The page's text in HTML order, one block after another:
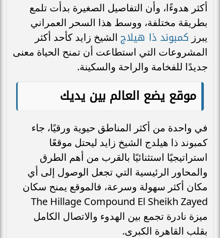
أكثر هدوءًا، وأن التفاصيل الصغيرة بدأت تلمع
بطريقة مختلفة، ووسط هذا السحر العمراني
يبرز كمبوند ذا هيلاج الشيخ زايد كأحد أكثر
المشروعات التي استطاعت أن تمنح الحياة معنى
جديدًا للفخامة والراحة والسكينة.
موقع يضع العالم بين يديك
في واحدة من أكثر المناطق حيوية ورقيًا، جاء
كمبوند ذا هيلدج الشيخ زايد ليحتل موقعًا
استراتيجيًا استثنائيًا بالقرب من أهم الطرق
والمحاور الرئيسية التي تجعل الوصول إلى أي
مكان أكثر سهولة وسرعة، فالموقع يمنح سكان
The Hillage Compound El Sheikh Zayed
ميزة نادرة تجمع بين الهدوء والاتصال الكامل
بقلب القاهرة الكبرى.